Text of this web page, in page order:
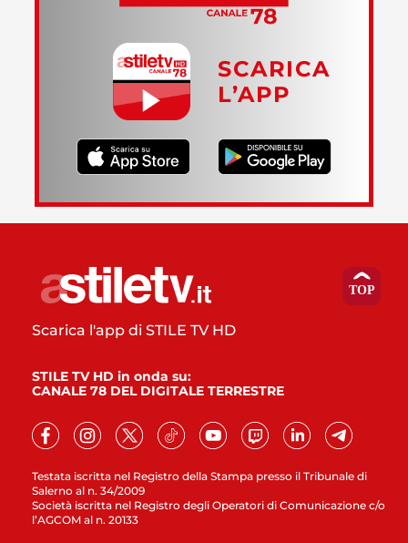
SCARICA
L’APP
Testata iscritta nel Registro della Stampa presso il Tribunale di
Salerno al n. 34/2009
Società iscritta nel Registro degli Operatori di Comunicazione c/o
l’AGCOM al n. 20133
Scarica l'app di STILE TV HD
STILE TV HD in onda su:
CANALE 78 DEL DIGITALE TERRESTRE